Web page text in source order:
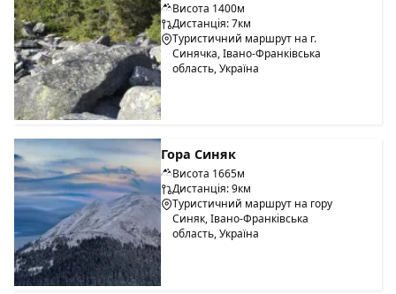
Висота 1400м
Дистанція: 7км
Туристичний маршрут на г.
Синячка, Івано-Франківська
область, Україна
Гора Синяк
Висота 1665м
Дистанція: 9км
Туристичний маршрут на гору
Синяк, Івано-Франківська
область, Україна